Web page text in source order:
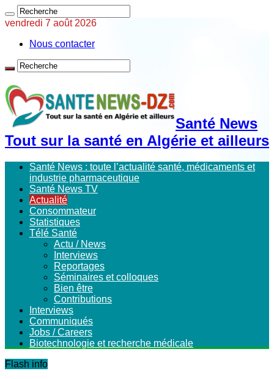
vendredi 7 août 2026
Nous contacter
Santé News
Tout sur la santé en Algérie et ailleurs
Santé News : toute l’actualité santé, médicaments et
industrie pharmaceutique
Santé News TV
Actualité
Consommateur
Statistiques
Télé Santé
Actu / News
Interviews
Reportages
Séminaires et colloques
Bien être
Contributions
Interviews
Communiqués
Jobs / Careers
Biotechnologie et recherche médicale
Flash info